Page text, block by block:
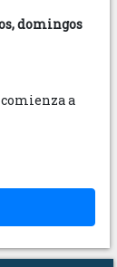
domingos
a